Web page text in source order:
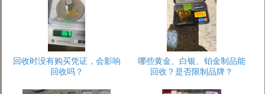
回收时没有购买凭证，会影响
回收吗？
哪些黄金、白银、铂金制品能
回收？是否限制品牌？